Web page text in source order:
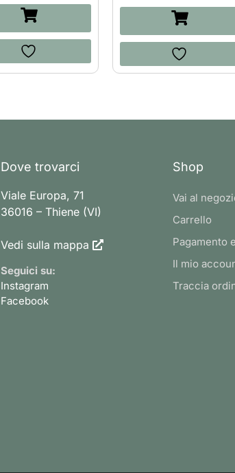
Dove trovarci
Viale Europa, 71
36016 – Thiene (VI)
Vedi sulla mappa
Seguici su:
Instagram
Facebook
Shop
Vai al
Carrello
Pagamento
Il mio
Traccia